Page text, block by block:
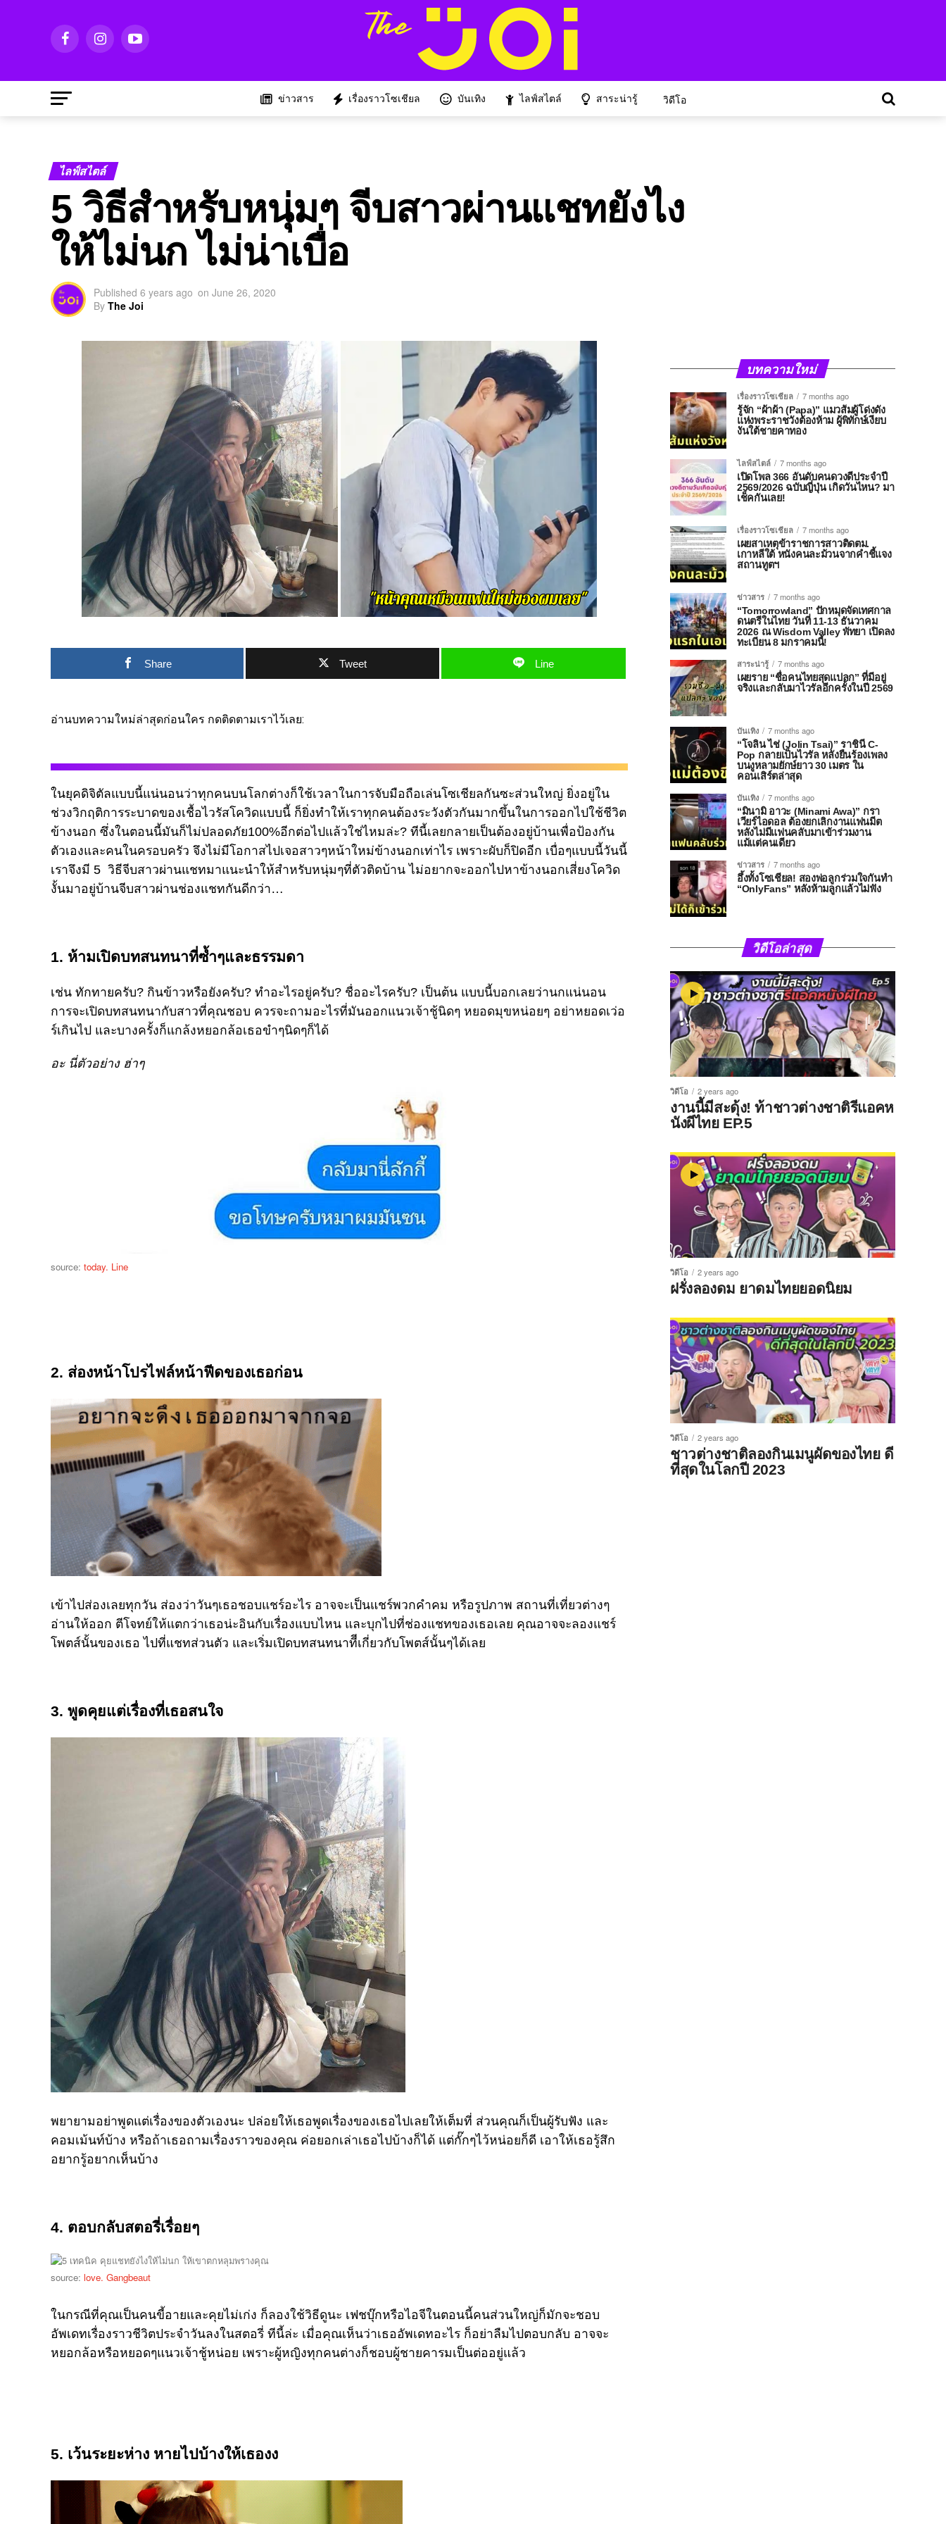
ข่าวสาร เรื่องราวโซเชียล บันเทิง ไลฟ์สไตล์ สาระน่ารู้ วิดีโอ
ไลฟ์สไตล์
5 วิธีสำหรับหนุ่มๆ จีบสาวผ่านแชทยังไง
ให้ไม่นก ไม่น่าเบื่อ
Published 6 years ago on June 26, 2020
By The Joi
Share Tweet Line
อ่านบทความใหม่ล่าสุดก่อนใคร กดติดตามเราไว้เลย:
ในยุคดิจิตัลแบบนี้แน่นอนว่าทุกคนบนโลกต่างก็ใช้เวลาในการจับมือถือเล่นโซเชียลกันซะส่วนใหญ่ ยิ่งอยู่ใน
ช่วงวิกฤติการระบาดของเชื้อไวรัสโควิดแบบนี้ ก็ยิ่งทำให้เราทุกคนต้องระวังตัวกันมากขึ้นในการออกไปใช้ชีวิต
ข้างนอก ซึ่งในตอนนี้มันก็ไม่ปลอดภัย100%อีกต่อไปแล้วใช่ไหมล่ะ? ทีนี้เลยกลายเป็นต้องอยู่บ้านเพื่อป้องกัน
ตัวเองและคนในครอบครัว จึงไม่มีโอกาสไปเจอสาวๆหน้าใหม่ข้างนอกเท่าไร เพราะผับก็ปิดอีก เบื่อๆแบบนี้วันนี้
เราจึงมี 5 วิธีจีบสาวผ่านแชทมาแนะนำให้สำหรับหนุ่มๆที่ตัวติดบ้าน ไม่อยากจะออกไปหาข้างนอกเสี่ยงโควิด
งั้นมาอยู่บ้านจีบสาวผ่านช่องแชทกันดีกว่า…
1. ห้ามเปิดบทสนทนาที่ซ้ำๆและธรรมดา
เช่น ทักทายครับ? กินข้าวหรือยังครับ? ทำอะไรอยู่ครับ? ชื่ออะไรครับ? เป็นต้น แบบนี้บอกเลยว่านกแน่นอน
การจะเปิดบทสนทนากับสาวที่คุณชอบ ควรจะถามอะไรที่มันออกแนวเจ้าชู้นิดๆ หยอดมุขหน่อยๆ อย่าหยอดเว่อ
ร์เกินไป และบางครั้งก็แกล้งหยอกล้อเธอขำๆนิดๆก็ได้
อะ นี่ตัวอย่าง ฮ่าๆ
source: today. Line
2. ส่องหน้าโปรไฟล์หน้าฟีดของเธอก่อน
เข้าไปส่องเลยทุกวัน ส่องว่าวันๆเธอชอบแชร์อะไร อาจจะเป็นแชร์พวกคำคม หรือรูปภาพ สถานที่เที่ยวต่างๆ
อ่านให้ออก ตีโจทย์ให้แตกว่าเธอน่ะอินกับเรื่องแบบไหน และบุกไปที่ช่องแชทของเธอเลย คุณอาจจะลองแชร์
โพตส์นั้นของเธอ ไปที่แชทส่วนตัว และเริ่มเปิดบทสนทนาทีีเกี่ยวกับโพตส์นั้นๆได้เลย
3. พูดคุยแต่เรื่องที่เธอสนใจ
พยายามอย่าพูดแต่เรื่องของตัวเองนะ ปล่อยให้เธอพูดเรื่องของเธอไปเลยให้เต็มที่ ส่วนคุณก็เป็นผู้รับฟัง และ
คอมเม้นท์บ้าง หรือถ้าเธอถามเรื่องราวของคุณ ค่อยอกเล่าเธอไปบ้างก็ได้ แต่กั๊กๆไว้หน่อยก็ดี เอาให้เธอรู้สึก
อยากรู้อยากเห็นบ้าง
4. ตอบกลับสตอรี่เรื่อยๆ
source: love. Gangbeaut
ในกรณีที่คุณเป็นคนขี้อายและคุยไม่เก่ง ก็ลองใช้วิธีดูนะ เฟชบุ๊กหรือไอจีในตอนนี้คนส่วนใหญ่ก็มักจะชอบ
อัพเดทเรื่องราวชีวิตประจำวันลงในสตอรี่ ทีนี้ล่ะ เมื่อคุณเห็นว่าเธออัพเดทอะไร ก็อย่าลืมไปตอบกลับ อาจจะ
หยอกล้อหรือหยอดๆแนวเจ้าชู้หน่อย เพราะผู้หญิงทุกคนต่างก็ชอบผู้ชายคารมเป็นต่ออยู่แล้ว
5. เว้นระยะห่าง หายไปบ้างให้เธองง
บทความใหม่
เรื่องราวโซเชียล
7 months ago
รู้จัก “ผ้าผ้า (Papa)” แมวส้มผู้โด่งดัง
แห่งพระราชวังต้องห้าม ผู้พิทักษ์เงียบ
งันใต้ชายคาทอง
ไลฟ์สไตล์
7 months ago
เปิดโพล 366 อันดับคนดวงดีประจำปี
2569/2026 ฉบับญี่ปุ่น เกิดวันไหน? มา
เช็คกันเลย!
เรื่องราวโซเชียล
7 months ago
เผยสาเหตุข้าราชการสาวติดตม.
เกาหลีใต้ หนังคนละม้วนจากคำชี้แจง
สถานทูตฯ
ข่าวสาร
7 months ago
“Tomorrowland” ปักหมุดจัดเทศกาล
ดนตรีในไทย วันที่ 11-13 ธันวาคม
2026 ณ Wisdom Valley พัทยา เปิดลง
ทะเบียน 8 มกราคมนี้!
สาระน่ารู้
7 months ago
เผยราย “ชื่อคนไทยสุดแปลก” ที่มีอยู่
จริงและกลับมาไวรัลอีกครั้งในปี 2569
บันเทิง
7 months ago
“โจลิน ไช่ (Jolin Tsai)” ราชินี C-
Pop กลายเป็นไวรัล หลังยืนร้องเพลง
บนงูหลามยักษ์ยาว 30 เมตร ใน
คอนเสิร์ตล่าสุด
บันเทิง
7 months ago
“มินามิ อาวะ (Minami Awa)” กรา
เวียร์ไอดอล ต้องยกเลิกงานแฟนมีต
หลังไม่มีแฟนคลับมาเข้าร่วมงาน
แม้แต่คนเดียว
ข่าวสาร
7 months ago
อึ้งทั้งโซเชียล! สองพ่อลูกร่วมใจกันทำ
“OnlyFans” หลังห้ามลูกแล้วไม่ฟัง
วิดีโอล่าสุด
วิดีโอ 2 years ago
งานนี้มีสะดุ้ง! ท้าชาวต่างชาติรีแอคห
นังผีไทย EP.5
วิดีโอ 2 years ago
ฝรั่งลองดม ยาดมไทยยอดนิยม
วิดีโอ 2 years ago
ชาวต่างชาติลองกินเมนูผัดของไทย ดี
ที่สุดในโลกปี 2023